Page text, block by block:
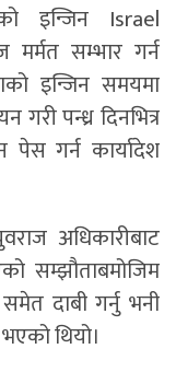
इन्जिन Israel
सम्भार गर्न
इन्जिन समयमा
पन्ध्र दिनभित्र
पेस गर्न कार्यादेश
अधिकारीबाट
सम्झौताबमोजिम
समेत दाबी गर्नु भनी
थियो।